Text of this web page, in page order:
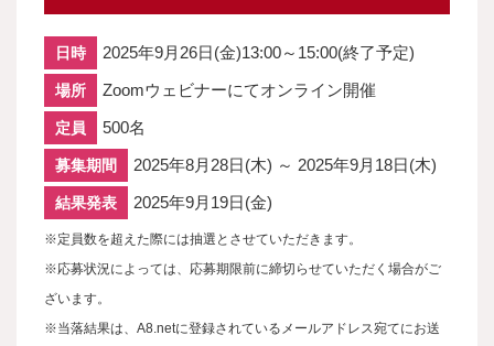
日時 2025年9月26日(金)13:00～15:00(終了予定)
場所 Zoomウェビナーにてオンライン開催
定員 500名
募集期間 2025年8月28日(木) ～ 2025年9月18日(木)
結果発表 2025年9月19日(金)
※定員数を超えた際には抽選とさせていただきます。
※応募状況によっては、応募期限前に締切らせていただく場合がご
ざいます。
※当落結果は、A8.netに登録されているメールアドレス宛てにお送